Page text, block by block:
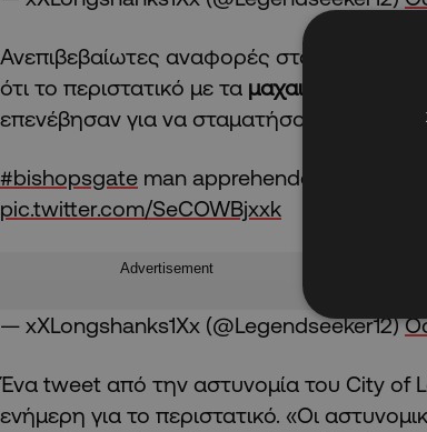
Ανεπιβεβαίωτες αναφορές στα μέσα
ότι το περιστατικό με τα μαχαιρώματα
επενέβησαν για να σταματήσουν
#bishopsgate man apprehended following
pic.twitter.com/SeCOWBjxxk
Advertisement
— xXLongshanks1Xx (@Legendseeker12)
Ένα tweet από την αστυνομία του City of
ενήμερη για το περιστατικό. «Οι